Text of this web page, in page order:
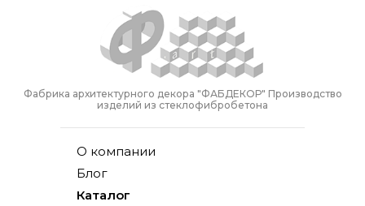
Фабрика архитектурного декора "ФАБДЕКОР" Производство
изделий из стеклофибробетона
Каталог
О компании
Блог